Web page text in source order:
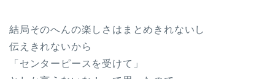
結局そのへんの楽しさはまとめきれないし
伝えきれないから
「センターピースを受けて」